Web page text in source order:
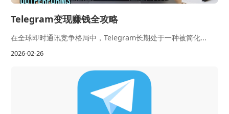
Telegram变现赚钱全攻略
在全球即时通讯竞争格局中，Telegram长期处于一种被简化...
2026-02-26